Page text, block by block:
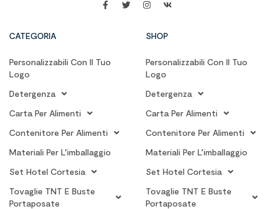
CATEGORIA
Personalizzabili Con Il Tuo
Logo
Detergenza
Carta Per Alimenti
Contenitore Per Alimenti
Materiali Per L’imballaggio
Set Hotel Cortesia
Tovaglie TNT E Buste
Portaposate
SHOP
Personalizzabili Con Il Tuo
Logo
Detergenza
Carta Per Alimenti
Contenitore Per Alimenti
Materiali Per L’imballaggio
Set Hotel Cortesia
Tovaglie TNT E Buste
Portaposate